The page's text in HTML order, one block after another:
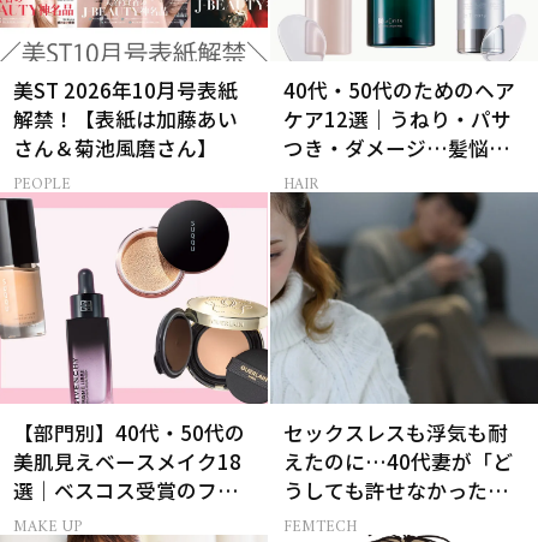
美ST 2026年10月号表紙
解禁！【表紙は加藤あい
さん＆菊池風磨さん】
PEOPLE
40代・50代のためのヘア
ケア12選｜うねり・パサ
つき・ダメージ…髪悩み
から選ぶベスコス受賞コ
スメ
HAIR
【部門別】40代・50代の
美肌見えベースメイク18
選｜ベスコス受賞のファ
ンデ・下地・パウダー
MAKE UP
セックスレスも浮気も耐
えたのに…40代妻が「ど
うしても許せなかった」
夫の一言
FEMTECH